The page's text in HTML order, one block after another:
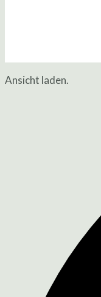
Ansicht laden.